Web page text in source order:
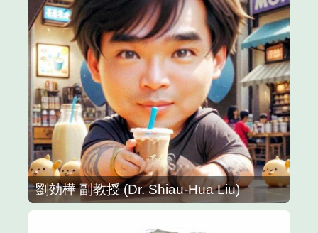
劉効樺 副教授 (Dr. Shiau-Hua Liu)